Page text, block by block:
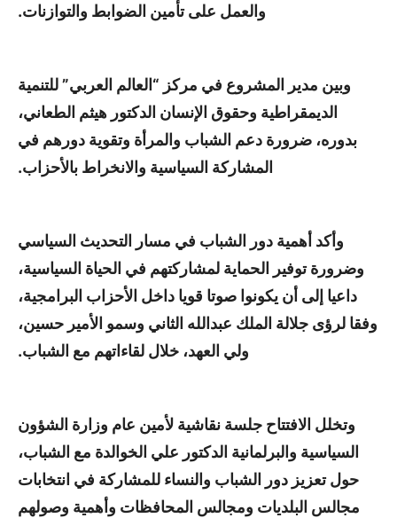
والعمل على تأمين الضوابط والتوازنات.
وبين مدير المشروع في مركز “العالم العربي” للتنمية
الديمقراطية وحقوق الإنسان الدكتور هيثم الطعاني،
بدوره، ضرورة دعم الشباب والمرأة وتقوية دورهم في
المشاركة السياسية والانخراط بالأحزاب.
وأكد أهمية دور الشباب في مسار التحديث السياسي
وضرورة توفير الحماية لمشاركتهم في الحياة السياسية،
داعيا إلى أن يكونوا صوتا قويا داخل الأحزاب البرامجية،
وفقا لرؤى جلالة الملك عبدالله الثاني وسمو الأمير حسين،
ولي العهد، خلال لقاءاتهم مع الشباب.
وتخلل الافتتاح جلسة نقاشية لأمين عام وزارة الشؤون
السياسية والبرلمانية الدكتور علي الخوالدة مع الشباب،
حول تعزيز دور الشباب والنساء للمشاركة في انتخابات
مجالس البلديات ومجالس المحافظات وأهمية وصولهم